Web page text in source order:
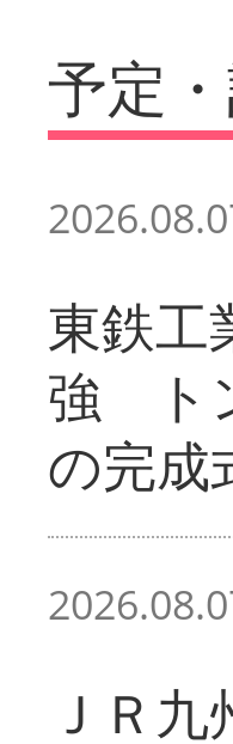
予定
東鉄
強 ト
の完成
ＪＲ